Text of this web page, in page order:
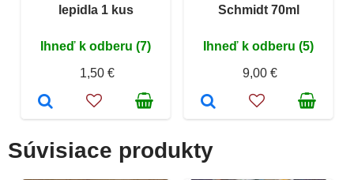
lepidla 1 kus
Ihneď k odberu (7)
1,50 €
Schmidt 70ml
Ihneď k odberu (5)
9,00 €
Súvisiace produkty